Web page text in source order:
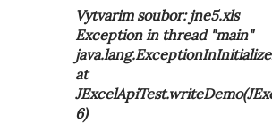
Vytvarim soubor: jne5.xls
Exception in thread "main"
at
6)